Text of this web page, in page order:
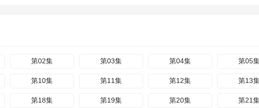
第02集 第03集 第04集 第05
第10集 第11集 第12集 第13
第18集 第19集 第20集 第21